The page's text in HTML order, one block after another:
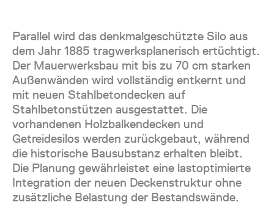
Parallel wird das denkmalgeschützte Silo aus
dem Jahr 1885 tragwerksplanerisch ertüchtigt.
Der Mauerwerksbau mit bis zu 70 cm starken
Außenwänden wird vollständig entkernt und
mit neuen Stahlbetondecken auf
Stahlbetonstützen ausgestattet. Die
vorhandenen Holzbalkendecken und
Getreidesilos werden zurückgebaut, während
die historische Bausubstanz erhalten bleibt.
Die Planung gewährleistet eine lastoptimierte
Integration der neuen Deckenstruktur ohne
zusätzliche Belastung der Bestandswände.